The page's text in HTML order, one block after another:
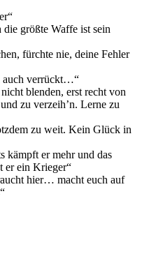
größte Waffe ist sein
fürchte nie, deine Fehler
auch verrückt…“
blenden, erst recht von
zu verzeih’n. Lerne zu
zu weit. Kein Glück in
kämpft er mehr und das
er ein Krieger“
hier… macht euch auf